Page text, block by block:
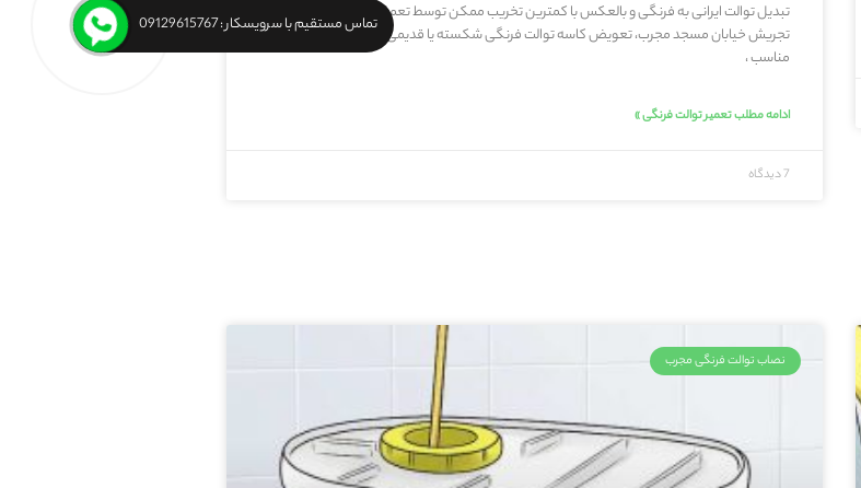
تبدیل توالت ایرانی به فرنگی و بالعکس با کمترین تخریب ممکن توسط تعمیرکار توالت فرنگی
تجریش خیابان مسجد مجرب، تعویض کاسه توالت فرنگی شکسته یا قدیمی یا معیوب با قیمت
مناسب ،
ادامه مطلب تعمیر توالت فرنگی »
7 دیدگاه
نصاب توالت فرنگی مجرب
تماس مستقیم با سرویسکار : 09129615767